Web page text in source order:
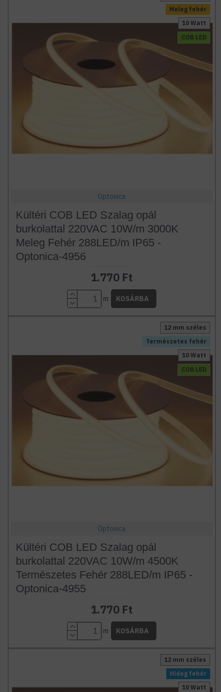
Meleg fehér
COB LED
10 Watt
Optonica
Kültéri COB LED Szalag opál
burkolattal 220VAC 10W/m 3000K
Meleg Fehér 288LED/m IP65 -
Optonica-4956
1.770 Ft
m KOSÁRBA
Természetes fehér
COB LED
10 Watt
12 mm széles
Optonica
Kültéri COB LED Szalag opál
burkolattal 220VAC 10W/m 4500K
Természetes Fehér 288LED/m IP65 -
Optonica-4955
1.770 Ft
m KOSÁRBA
Hideg fehér
10 Watt
12 mm széles